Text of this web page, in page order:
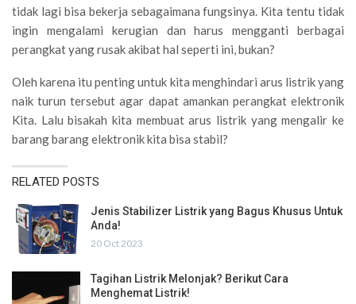
tidak lagi bisa bekerja sebagaimana fungsinya. Kita tentu tidak
ingin mengalami kerugian dan harus mengganti berbagai
perangkat yang rusak akibat hal seperti ini, bukan?
Oleh karena itu penting untuk kita menghindari arus listrik yang
naik turun tersebut agar dapat amankan perangkat elektronik
Kita. Lalu bisakah kita membuat arus listrik yang mengalir ke
barang barang elektronik kita bisa stabil?
RELATED POSTS
Jenis Stabilizer Listrik yang Bagus Khusus Untuk
Anda!
20 Oct 2023
Tagihan Listrik Melonjak? Berikut Cara
Menghemat Listrik!